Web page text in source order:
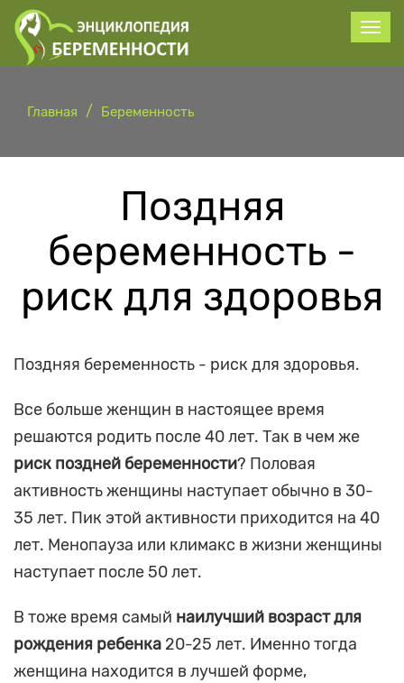
Главная Беременность
Поздняя
беременность -
риск для здоровья
Поздняя беременность - риск для здоровья.
Все больше женщин в настоящее время
решаются родить после 40 лет. Так в чем же
риск поздней беременности? Половая
активность женщины наступает обычно в 30-
35 лет. Пик этой активности приходится на 40
лет. Менопауза или климакс в жизни женщины
наступает после 50 лет.
В тоже время самый наилучший возраст для
рождения ребенка 20-25 лет. Именно тогда
женщина находится в лучшей форме,